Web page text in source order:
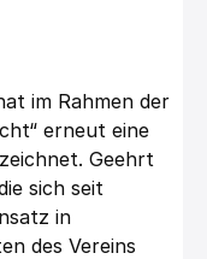
im Rahmen der
erneut eine
Geehrt
sich seit
in
des Vereins